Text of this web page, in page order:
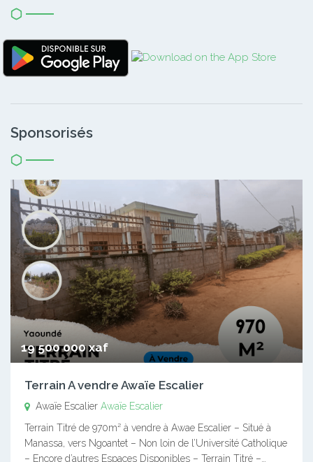
Sponsorisés
19 500 000 xaf
Terrain A vendre Awaïe Escalier
Awaïe Escalier Awaïe Escalier
Terrain Titré de 970m² à vendre à Awae Escalier – Situé à
Manassa, vers Ngoantet – Non loin de l’Université Catholique
– Encore d’autres Espaces Disponibles – Terrain Titré –…